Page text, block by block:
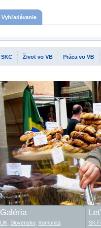
Vyhľadávanie
SKC Život vo VB Práca vo VB
Galéria
UK, Slovensko, Komunita SK